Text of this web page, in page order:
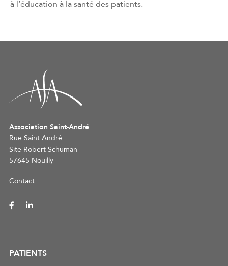
à l’éducation à la santé des patients.
Association Saint-André
Rue Saint André
Site Robert Schuman
57645 Nouilly
Contact
PATIENTS